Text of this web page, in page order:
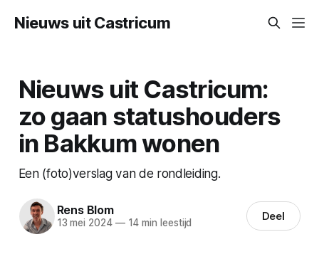
Nieuws uit Castricum
Nieuws uit Castricum:
zo gaan statushouders
in Bakkum wonen
Een (foto)verslag van de rondleiding.
Rens Blom
13 mei 2024 —14 min leestijd Deel